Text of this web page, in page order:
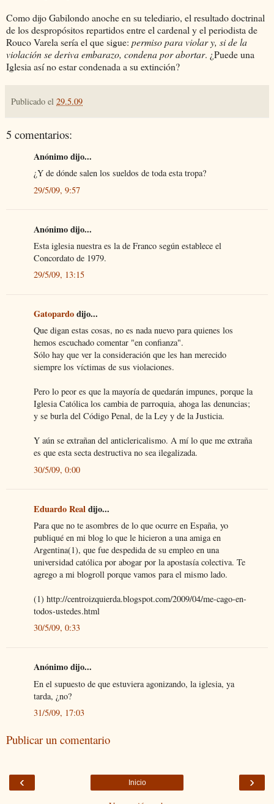
Como dijo Gabilondo anoche en su telediario, el resultado doctrinal
de los despropósitos repartidos entre el cardenal y el periodista de
Rouco Varela sería el que sigue: permiso para violar y, si de la
violación se deriva embarazo, condena por abortar. ¿Puede una
Iglesia así no estar condenada a su extinción?
Publicado el 29.5.09
5 comentarios:
Anónimo dijo...
¿Y de dónde salen los sueldos de toda esta tropa?
29/5/09, 9:57
Anónimo dijo...
Esta iglesia nuestra es la de Franco según establece el
Concordato de 1979.
29/5/09, 13:15
Gatopardodijo...
Que digan estas cosas, no es nada nuevo para quienes los
hemos escuchado comentar "en confianza".
Sólo hay que ver la consideración que les han merecido
siempre los víctimas de sus violaciones.
Pero lo peor es que la mayoría de quedarán impunes, porque la
Iglesia Católica los cambia de parroquia, ahoga las denuncias;
y se burla del Código Penal, de la Ley y de la Justicia.
Y aún se extrañan del anticlericalismo. A mí lo que me extraña
es que esta secta destructiva no sea ilegalizada.
30/5/09, 0:00
Eduardo Realdijo...
Para que no te asombres de lo que ocurre en España, yo
publiqué en mi blog lo que le hicieron a una amiga en
Argentina(1), que fue despedida de su empleo en una
universidad católica por abogar por la apostasía colectiva. Te
agrego a mi blogroll porque vamos para el mismo lado.
(1) http://centroizquierda.blogspot.com/2009/04/me-cago-en-
todos-ustedes.html
30/5/09, 0:33
Anónimo dijo...
En el supuesto de que estuviera agonizando, la iglesia, ya
tarda, ¿no?
31/5/09, 17:03
Publicar un comentario
‹ ›
Inicio